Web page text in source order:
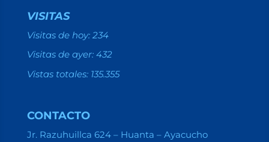
VISITAS
Visitas de hoy: 234
Visitas de ayer: 432
Vistas totales: 135.355
CONTACTO
Jr. Razuhuillca 624 – Huanta – Ayacucho